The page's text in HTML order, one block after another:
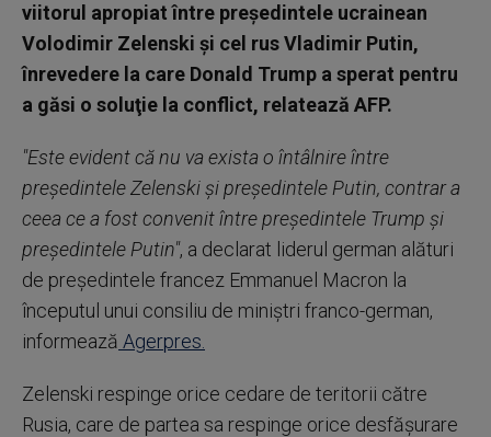
viitorul apropiat între preşedintele ucrainean
Volodimir Zelenski şi cel rus Vladimir Putin,
înrevedere la care Donald Trump a sperat pentru
a găsi o soluţie la conflict, relatează AFP.
"Este evident că nu va exista o întâlnire între
preşedintele Zelenski şi preşedintele Putin, contrar a
ceea ce a fost convenit între preşedintele Trump şi
preşedintele Putin", a declarat liderul german alături
de preşedintele francez Emmanuel Macron la
începutul unui consiliu de miniştri franco-german,
informează Agerpres.
Zelenski respinge orice cedare de teritorii către
Rusia, care de partea sa respinge orice desfăşurare